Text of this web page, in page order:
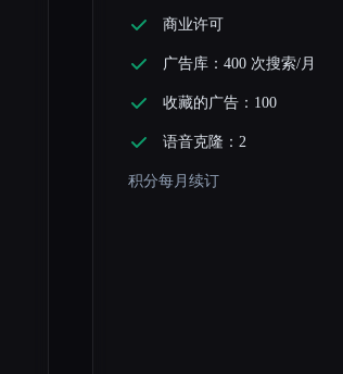
商业许可
广告库：400 次搜索/月
收藏的广告：100
语音克隆：2
积分每月续订